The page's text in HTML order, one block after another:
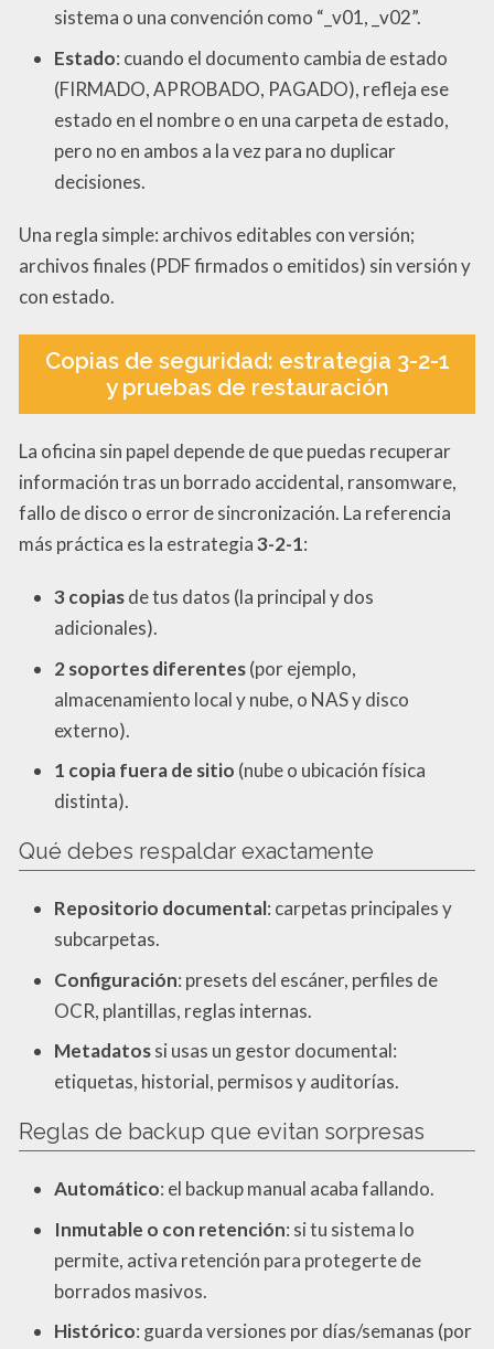
sistema o una convención como “_v01, _v02”.
Estado: cuando el documento cambia de estado
(FIRMADO, APROBADO, PAGADO), refleja ese
estado en el nombre o en una carpeta de estado,
pero no en ambos a la vez para no duplicar
decisiones.
Una regla simple: archivos editables con versión;
archivos finales (PDF firmados o emitidos) sin versión y
con estado.
Copias de seguridad: estrategia 3-2-1
y pruebas de restauración
La oficina sin papel depende de que puedas recuperar
información tras un borrado accidental, ransomware,
fallo de disco o error de sincronización. La referencia
más práctica es la estrategia3-2-1:
3 copiasde tus datos (la principal y dos
adicionales).
2 soportes diferentes(por ejemplo,
almacenamiento local y nube, o NAS y disco
externo).
1 copia fuera de sitio (nube o ubicación física
distinta).
Qué debes respaldar exactamente
Repositorio documental: carpetas principales y
subcarpetas.
Configuración: presets del escáner, perfiles de
OCR, plantillas, reglas internas.
Metadatossi usas un gestor documental:
etiquetas, historial, permisos y auditorías.
Reglas de backup que evitan sorpresas
Automático: el backup manual acaba fallando.
Inmutable o con retención: si tu sistema lo
permite, activa retención para protegerte de
borrados masivos.
Histórico: guarda versiones por días/semanas (por